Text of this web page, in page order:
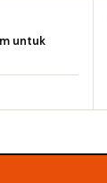
untuk